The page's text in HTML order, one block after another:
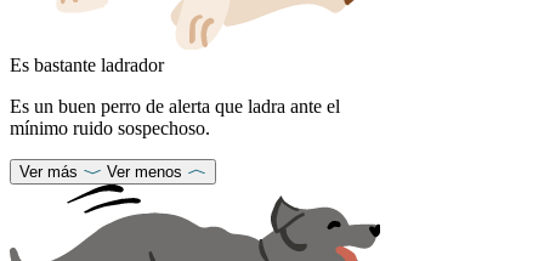
Es bastante ladrador
Es un buen perro de alerta que ladra ante el
mínimo ruido sospechoso.
Ver más Ver menos